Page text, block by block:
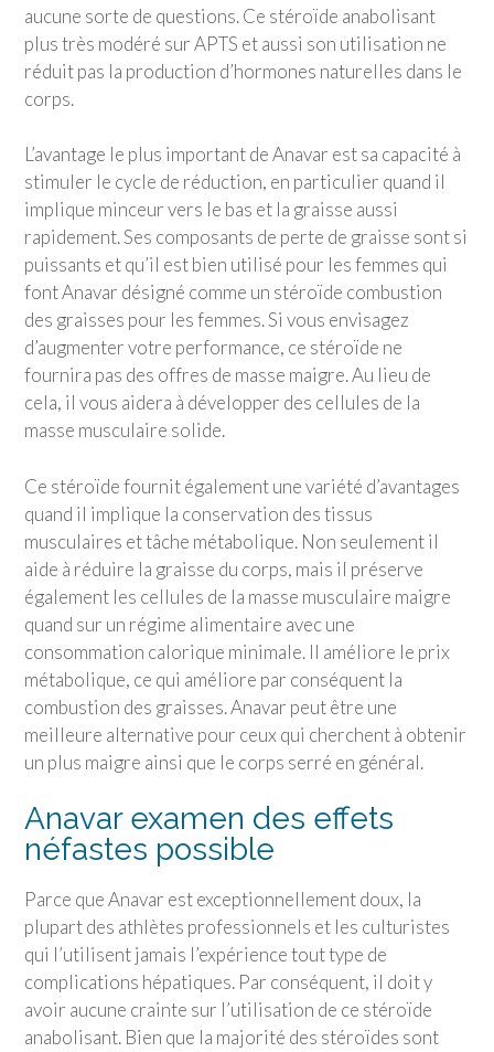
aucune sorte de questions. Ce stéroïde anabolisant
plus très modéré sur APTS et aussi son utilisation ne
réduit pas la production d’hormones naturelles dans le
corps.
L’avantage le plus important de Anavar est sa capacité à
stimuler le cycle de réduction, en particulier quand il
implique minceur vers le bas et la graisse aussi
rapidement. Ses composants de perte de graisse sont si
puissants et qu’il est bien utilisé pour les femmes qui
font Anavar désigné comme un stéroïde combustion
des graisses pour les femmes. Si vous envisagez
d’augmenter votre performance, ce stéroïde ne
fournira pas des offres de masse maigre. Au lieu de
cela, il vous aidera à développer des cellules de la
masse musculaire solide.
Ce stéroïde fournit également une variété d’avantages
quand il implique la conservation des tissus
musculaires et tâche métabolique. Non seulement il
aide à réduire la graisse du corps, mais il préserve
également les cellules de la masse musculaire maigre
quand sur un régime alimentaire avec une
consommation calorique minimale. Il améliore le prix
métabolique, ce qui améliore par conséquent la
combustion des graisses. Anavar peut être une
meilleure alternative pour ceux qui cherchent à obtenir
un plus maigre ainsi que le corps serré en général.
Anavar examen des effets
néfastes possible
Parce que Anavar est exceptionnellement doux, la
plupart des athlètes professionnels et les culturistes
qui l’utilisent jamais l’expérience tout type de
complications hépatiques. Par conséquent, il doit y
avoir aucune crainte sur l’utilisation de ce stéroïde
anabolisant. Bien que la majorité des stéroïdes sont